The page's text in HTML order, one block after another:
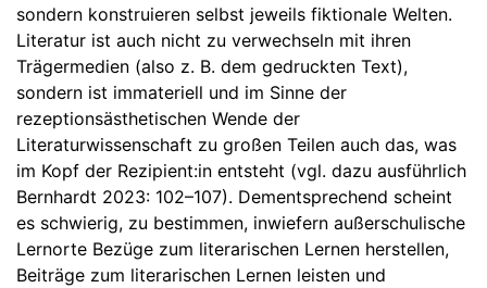
sondern konstruieren selbst jeweils fiktionale Welten.
Literatur ist auch nicht zu verwechseln mit ihren
Trägermedien (also z. B. dem gedruckten Text),
sondern ist immateriell und im Sinne der
rezeptionsästhetischen Wende der
Literaturwissenschaft zu großen Teilen auch das, was
im Kopf der Rezipient:in entsteht (vgl. dazu ausführlich
Bernhardt 2023: 102–107). Dementsprechend scheint
es schwierig, zu bestimmen, inwiefern außerschulische
Lernorte Bezüge zum literarischen Lernen herstellen,
Beiträge zum literarischen Lernen leisten und